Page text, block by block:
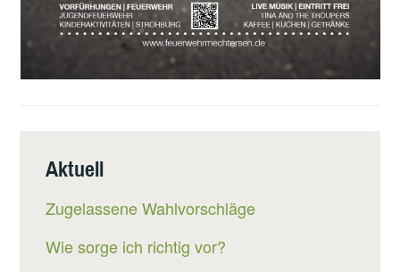
Aktuell
Zugelassene Wahlvorschläge
Wie sorge ich richtig vor?